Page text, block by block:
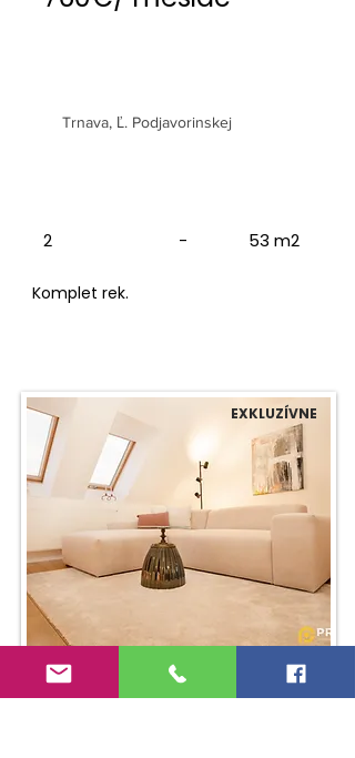
Trnava, Ľ. Podjavorinskej
2 - 53 m2
Komplet rek.
EXKLUZÍVNE
740€/ mesiac